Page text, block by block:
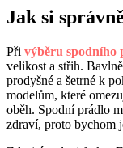
Jak si
Při výběru spodního
velikost a střih.
prodyšné a šetrné k
modelům, které
oběh. Spodní prádlo
zdraví, proto bychom